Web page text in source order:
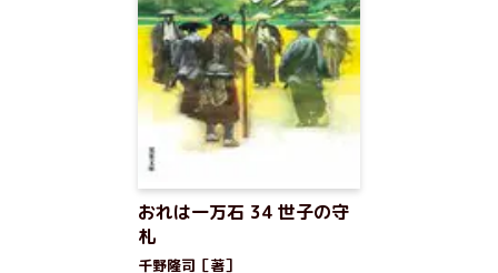
おれは一万石 34 世子の守
札
千野隆司［著］